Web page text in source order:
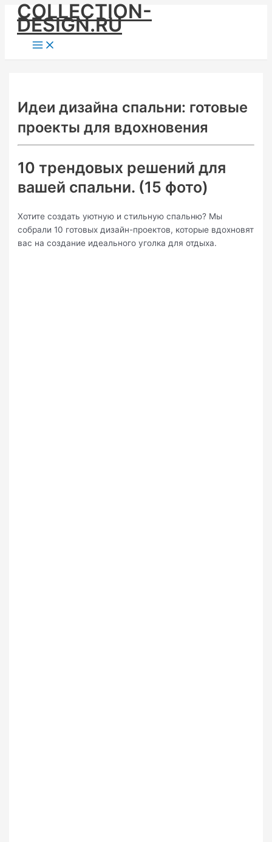
Skip
content
COLLECTION-
DESIGN.RU
Main
Menu
Идеи дизайна спальни: готовые
проекты для вдохновения
10 трендовых решений для
вашей спальни. (15 фото)
Хотите создать уютную и стильную спальню? Мы
собрали 10 готовых дизайн-проектов, которые вдохновят
вас на создание идеального уголка для отдыха.